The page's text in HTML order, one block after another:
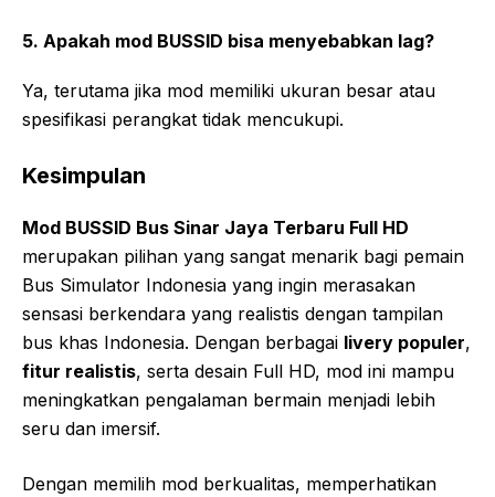
5. Apakah mod BUSSID bisa menyebabkan lag?
Ya, terutama jika mod memiliki ukuran besar atau
spesifikasi perangkat tidak mencukupi.
Kesimpulan
Mod BUSSID Bus Sinar Jaya Terbaru Full HD
merupakan pilihan yang sangat menarik bagi pemain
Bus Simulator Indonesia yang ingin merasakan
sensasi berkendara yang realistis dengan tampilan
bus khas Indonesia. Dengan berbagai livery populer,
fitur realistis, serta desain Full HD, mod ini mampu
meningkatkan pengalaman bermain menjadi lebih
seru dan imersif.
Dengan memilih mod berkualitas, memperhatikan